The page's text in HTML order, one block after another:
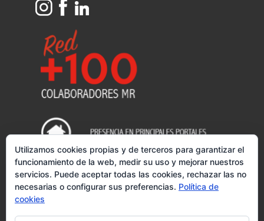
EN NUESTRO BLOG
Elegir la inmobiliaria adecuada para vender tu piso puede
marcar el futuro de tu vida
¿Qué ocurre cuando una casa no tiene herederos en Madrid?
Utilizamos cookies propias y de terceros para garantizar el
funcionamiento de la web, medir su uso y mejorar nuestros
servicios. Puede aceptar todas las cookies, rechazar las no
necesarias o configurar sus preferencias. Política de
cookies